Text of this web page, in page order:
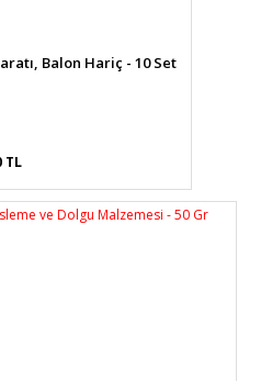
Balon Hariç - 10 Set
TL